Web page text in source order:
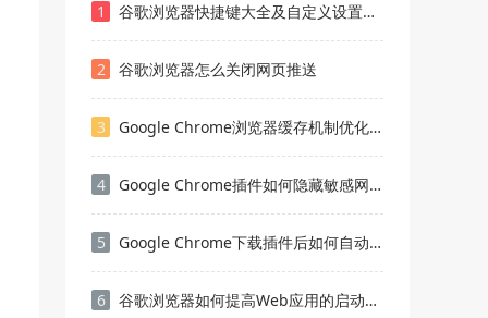
1 谷歌浏览器快捷键大全及自定义设置技巧
2 谷歌浏览器怎么关闭网页推送
3 Google Chrome浏览器缓存机制优化方法总结
4 Google Chrome插件如何隐藏敏感网页内容
5 Google Chrome下载插件后如何自动更新
6 谷歌浏览器如何提高Web应用的启动速度